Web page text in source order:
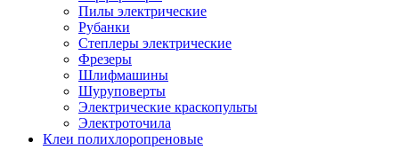
Пилы электрические
Рубанки
Степлеры электрические
Фрезеры
Шлифмашины
Шуруповерты
Электрические краскопульты
Электроточила
Клеи полихлоропреновые